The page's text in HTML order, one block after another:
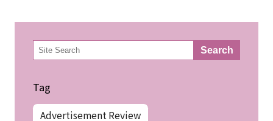
検
索 Search
Tag
Advertisement Review